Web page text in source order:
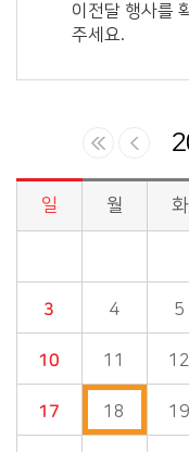
이전달 행사를
주세요.
시정소식>시정 캘린더 게시판의 (2017년 09월) 달력형태로 일정명, 일정내용을 제공합니다.
일 월 화
3 4 5
10 11 12
17 18 19